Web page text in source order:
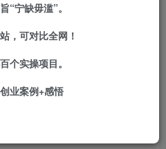
UGC平台也同样适用！
对应的是“人性”——当遭遇不顺
原因，很少会从自身出发去
时刻提醒自己——“遇到事情多
更近一点！
“宁缺毋滥”。
，可对比全网！
个实操项目。
业案例+感悟